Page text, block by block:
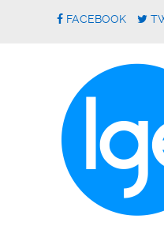
FACEBOOK